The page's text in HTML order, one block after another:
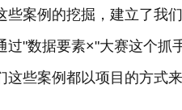
些案例的挖掘，建立了我
过"数据要素×"大赛这个抓
这些案例都以项目的方式来